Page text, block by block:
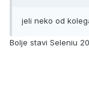
jeli neko od
Bolje stavi Seleniu